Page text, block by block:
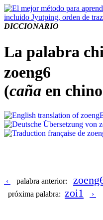
DICCIONARIO
La palabra
zoeng6
(caña en
‹ palabra anterior:
próxima palabra: zoi1 ›